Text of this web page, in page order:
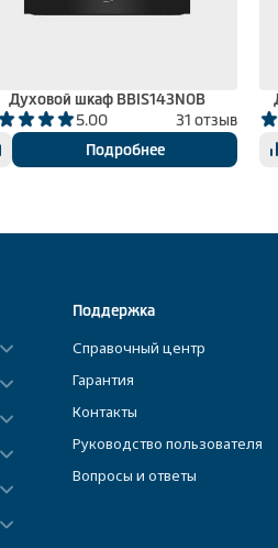
Духовой шкаф BBIS143N0B
5.00
31 отзыв
Подробнее
Поддержка
Справочный центр
Гарантия
Контакты
Руководство пользователя
Вопросы и ответы